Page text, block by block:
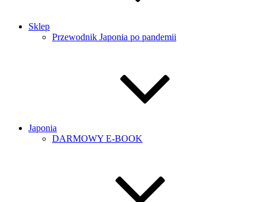
Sklep
Przewodnik Japonia po pandemii
Japonia
DARMOWY E-BOOK